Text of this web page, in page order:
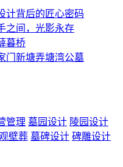
计背后的匠心密码
之间，光影永存
暮桥
新塘弄塘湾公墓
管理 墓园设计 陵园设计
壁葬 墓碑设计 碑雕设计